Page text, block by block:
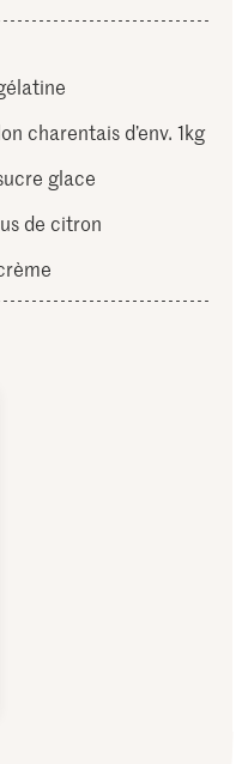
charentais d’env. 1kg
glace
de citron